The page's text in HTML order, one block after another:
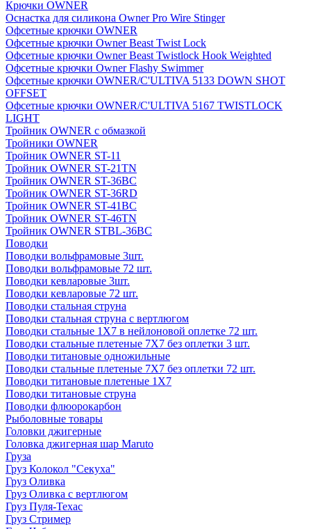
Крючки OWNER
Оснастка для силикона Owner Pro Wire Stinger
Офсетные крючки OWNER
Офсетные крючки Owner Beast Twist Lock
Офсетные крючки Owner Beast Twistlock Hook Weighted
Офсетные крючки Owner Flashy Swimmer
Офсетные крючки OWNER/C'ULTIVA 5133 DOWN SHOT
OFFSET
Офсетные крючки OWNER/C'ULTIVA 5167 TWISTLOCK
LIGHT
Тройник OWNER с обмазкой
Тройники OWNER
Тройник OWNER ST-11
Тройник OWNER ST-21TN
Тройник OWNER ST-36BC
Тройник OWNER ST-36RD
Тройник OWNER ST-41BC
Тройник OWNER ST-46TN
Тройник OWNER STBL-36BC
Поводки
Поводки вольфрамовые 3шт.
Поводки вольфрамовые 72 шт.
Поводки кевларовые 3шт.
Поводки кевларовые 72 шт.
Поводки стальная струна
Поводки стальная струна с вертлюгом
Поводки стальные 1X7 в нейлоновой оплетке 72 шт.
Поводки стальные плетеные 7X7 без оплетки 3 шт.
Поводки титановые одножильные
Поводки стальные плетеные 7X7 без оплетки 72 шт.
Поводки титановые плетеные 1X7
Поводки титановые струна
Поводки флюорокарбон
Рыболовные товары
Головки джигерные
Головка джигерная шар Maruto
Груза
Груз Колокол "Секуха"
Груз Оливка
Груз Оливка с вертлюгом
Груз Пуля-Техас
Груз Стример